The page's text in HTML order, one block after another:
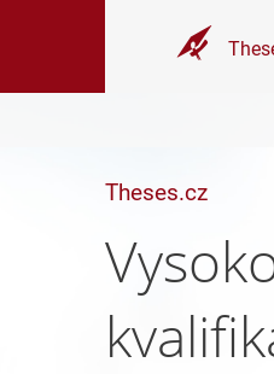
Theses.cz